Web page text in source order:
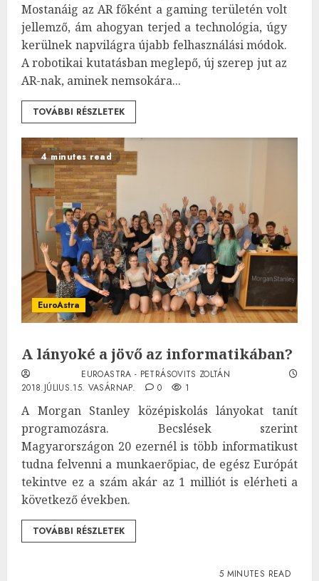
Mostanáig az AR főként a gaming területén volt
jellemző, ám ahogyan terjed a technológia, úgy
kerülnek napvilágra újabb felhasználási módok.
A robotikai kutatásban meglepő, új szerep jut az
AR-nak, aminek nemsokára...
TOVÁBBI RÉSZLETEK
4 minutes read
EuroAstra
A lányoké a jövő az informatikában?
EUROASTRA - PETRÁSOVITS ZOLTÁN
2018.JÚLIUS.15. VASÁRNAP.
0 1
A Morgan Stanley középiskolás lányokat tanít
programozásra. Becslések szerint
Magyarországon 20 ezernél is több informatikust
tudna felvenni a munkaerőpiac, de egész Európát
tekintve ez a szám akár az 1 milliót is elérheti a
következő években.
TOVÁBBI RÉSZLETEK
5 MINUTES READ